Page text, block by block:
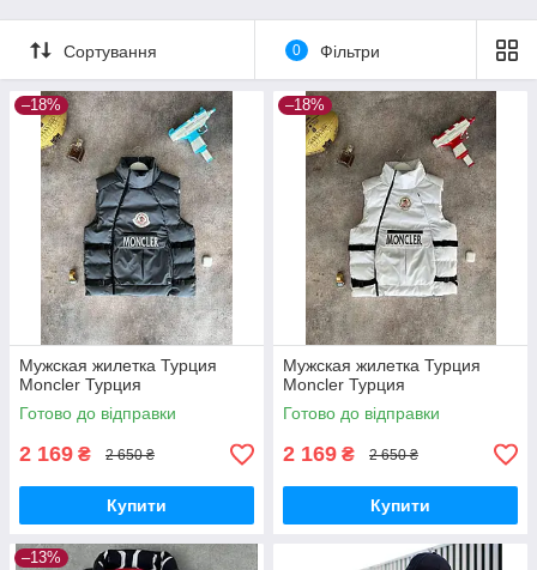
Сортування 0 Фільтри
–18%
Мужская жилетка Турция
Moncler Турция
Готово до відправки
2 169 ₴ 2 650 ₴
Купити
–18%
Мужская жилетка Турция
Moncler Турция
Готово до відправки
2 169 ₴ 2 650 ₴
Купити
–13%